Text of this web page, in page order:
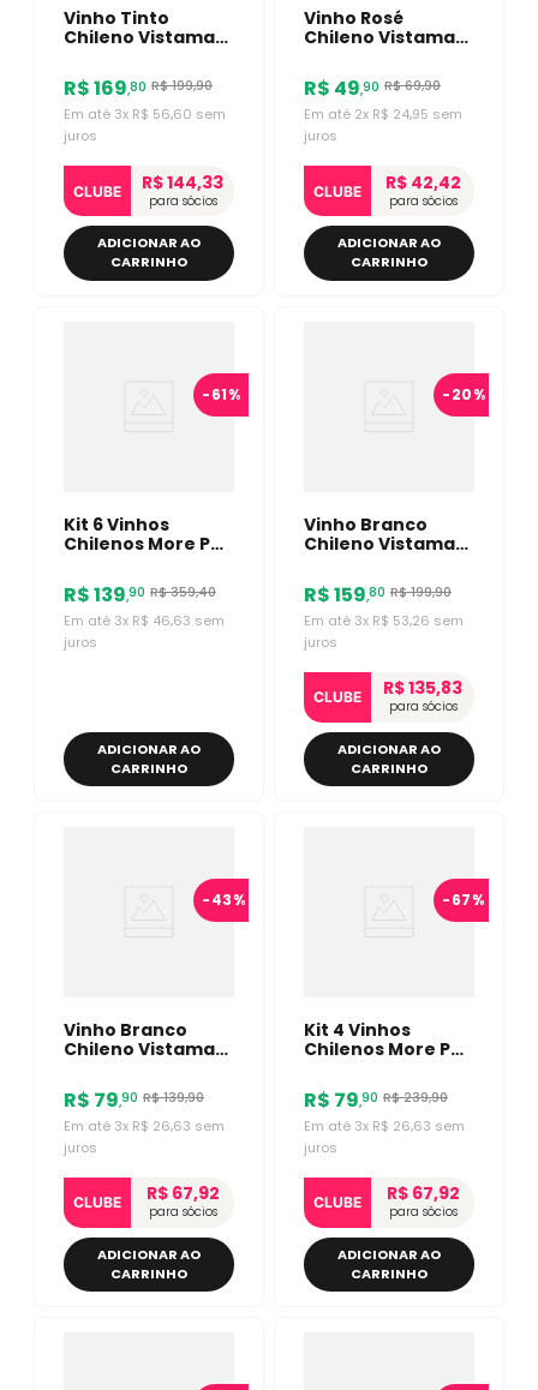
Vinho Tinto
Chileno Vistamar
Noir 750ml
R$169,80 R$199,90
Em até 3x R$ 56,60 sem
juros
CLUBE R$ 144,33
para sócios
ADICIONAR AO
CARRINHO
Vinho Rosé
Chileno Vistamar
R$ 49,90 R$69,90
Em até 2x R$ 24,95 sem
juros
CLUBE R$ 42,42
para sócios
ADICIONAR AO
CARRINHO
-61%
Kit 6 Vinhos
Chilenos More Por
Sauvignon Blanc
R$139,90 R$359,40
Em até 3x R$ 46,63 sem
juros
ADICIONAR AO
CARRINHO
-20%
Vinho Branco
Chileno Vistamar
Chardonnay
750ml
R$159,80 R$199,90
Em até 3x R$ 53,26 sem
juros
CLUBE R$ 135,83
para sócios
ADICIONAR AO
CARRINHO
-43%
Vinho Branco
Chileno Vistamar
Sauvignon Blanc
375ml
R$ 79,90 R$139,90
Em até 3x R$ 26,63 sem
juros
CLUBE R$ 67,92
para sócios
ADICIONAR AO
CARRINHO
-67%
Kit 4 Vinhos
Chilenos More Por
Sauvignon Blanc
R$ 79,90 R$239,90
Em até 3x R$ 26,63 sem
juros
CLUBE R$ 67,92
para sócios
ADICIONAR AO
CARRINHO